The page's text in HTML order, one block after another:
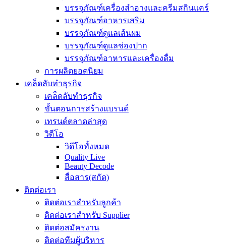
บรรจุภัณฑ์เครื่องสำอางและครีมสกินแคร์
บรรจุภัณฑ์อาหารเสริม
บรรจุภัณฑ์ดูแลเส้นผม
บรรจุภัณฑ์ดูแลช่องปาก
บรรจุภัณฑ์อาหารและเครื่องดื่ม
การผลิตยอดนิยม
เคล็ดลับทำธุรกิจ
เคล็ดลับทำธุรกิจ
ขั้นตอนการสร้างแบรนด์
เทรนด์ตลาดล่าสุด
วิดีโอ
วิดีโอทั้งหมด
Quality Live
Beauty Decode
สื่อสาร(สกัด)
ติดต่อเรา
ติดต่อเราสำหรับลูกค้า
ติดต่อเราสำหรับ Supplier
ติดต่อสมัครงาน
ติดต่อทีมผู้บริหาร